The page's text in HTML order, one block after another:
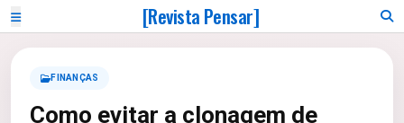
[Revista Pensar]
FINANÇAS
Como evitar a clonagem de